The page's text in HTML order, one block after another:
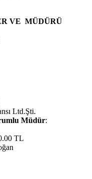
VE MÜDÜRÜ
Ltd.Şti.
Müdür:
TL